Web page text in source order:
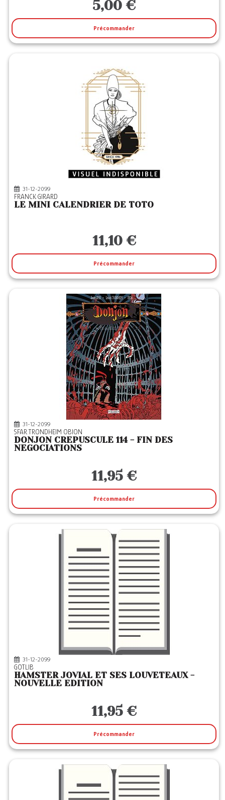
5,00 €
Précommander
31-12-2099
FRANCK GIRARD
LE MINI CALENDRIER DE TOTO
11,10 €
Précommander
31-12-2099
SFAR TRONDHEIM OBION
DONJON CREPUSCULE 114 - FIN DES
NEGOCIATIONS
11,95 €
Précommander
31-12-2099
GOTLIB
HAMSTER JOVIAL ET SES LOUVETEAUX -
NOUVELLE EDITION
11,95 €
Précommander